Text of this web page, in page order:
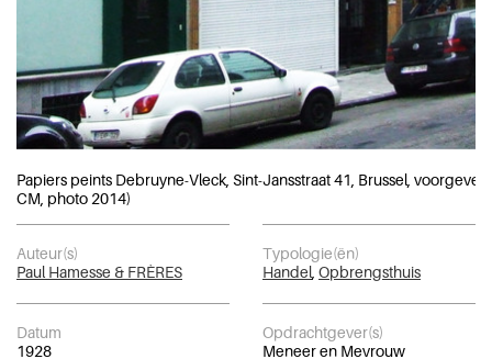
Papiers peints Debruyne-Vleck, Sint-Jansstraat 41, Brussel, voorgevel
CM, photo 2014)
Auteur(s)
Paul Hamesse & FRÈRES
Typologie(ën)
Handel Opbrengsthuis
Datum
1928
Opdrachtgever(s)
Meneer en Mevrouw